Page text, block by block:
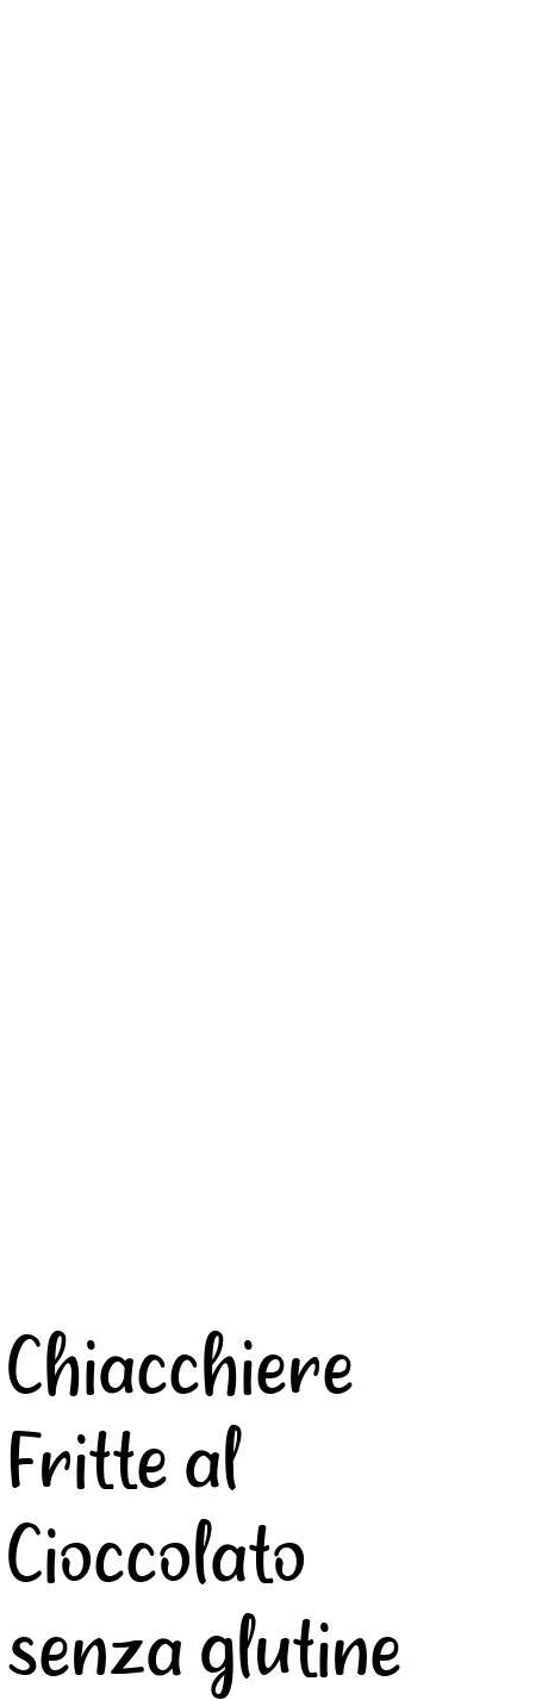
Chiacchiere
Fritte al
Cioccolato
senza glutine